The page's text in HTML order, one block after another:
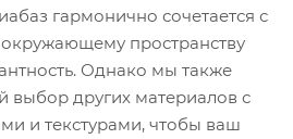
гармонично сочетается с
пространству
Однако мы также
выбор других материалов с
и текстурами, чтобы ваш